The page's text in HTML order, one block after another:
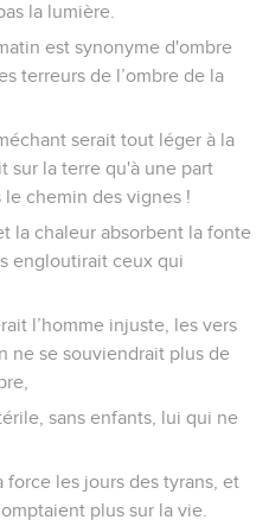
la lumière.
est synonyme d'ombre
terreurs de l’ombre de la
serait tout léger à la
sur la terre qu'à une part
chemin des vignes !
la chaleur absorbent la fonte
engloutirait ceux qui
l’homme injuste, les vers
ne se souviendrait plus de
sans enfants, lui qui ne
force les jours des tyrans, et
plus sur la vie.